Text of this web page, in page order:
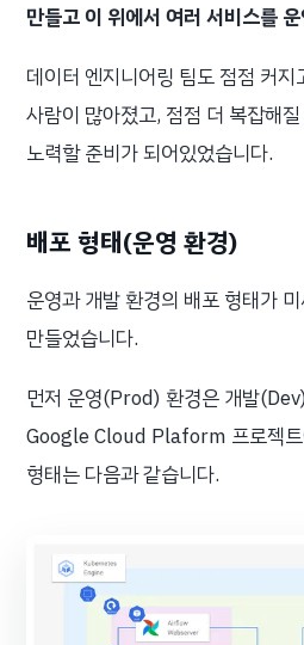
만들고 이 위에서 여러 서비스를
데이터 엔지니어링 팀도 점점 커
사람이 많아졌고, 점점 더 복잡해
노력할 준비가 되어있었습니다.
배포 형태(운영 환경)
운영과 개발 환경의 배포 형태가
만들었습니다.
먼저 운영(Prod) 환경은 개발
Google Cloud Plaform 프로젝트
형태는 다음과 같습니다.